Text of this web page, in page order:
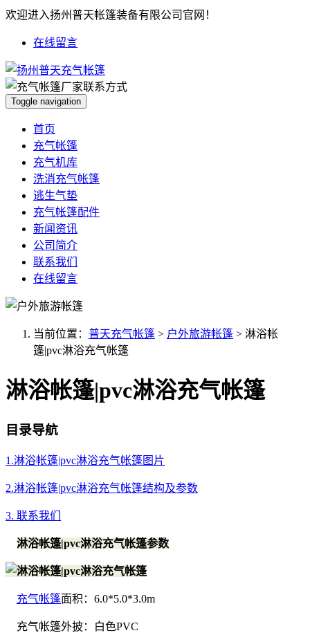
欢迎进入扬州普天帐篷装备有限公司官网！
在线留言
Toggle navigation
首页
充气帐篷
充气机库
洗消充气帐篷
逃生气垫
充气帐篷配件
新闻资讯
公司简介
联系我们
在线留言
当前位置： 普天充气帐篷 > 户外旅游帐篷 > 淋浴帐
篷|pvc淋浴充气帐篷
淋浴帐篷|pvc淋浴充气帐篷
目录导航
1.淋浴帐篷|pvc淋浴充气帐篷图片
2.淋浴帐篷|pvc淋浴充气帐篷结构及参数
3. 联系我们
淋浴帐篷|pvc淋浴充气帐篷参数
充气帐篷面积：6.0*5.0*3.0m
充气帐篷外披：白色PVC